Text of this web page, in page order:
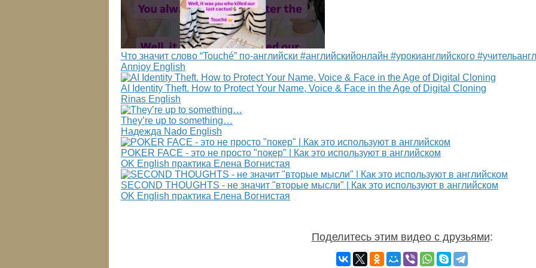
Что значит слово “Touché” по-английски #английскийонлайн #урокианглийского
Annjoy English
AI Identity Theft. How to Protect Your Name, Voice & Face in the Age of Digital Cloning
Rinas English
They’re up to something…
Надежда Nado English
POKER FACE - это не просто "покер" | Как это используют в английском
OK English практика Елена Вогнистая
SECOND THOUGHTS - не значит "вторые мысли" | Как это используют в английском
OK English практика Елена Вогнистая
Поделитесь этим видео с друзьями: